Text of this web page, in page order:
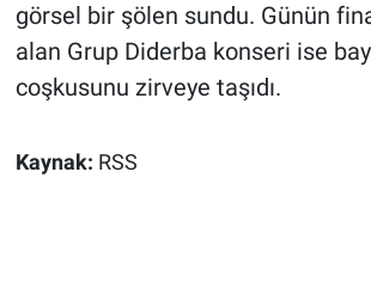
görsel bir şölen sundu. Günün
alan Grup Diderba konseri ise
coşkusunu zirveye taşıdı.
Kaynak: RSS